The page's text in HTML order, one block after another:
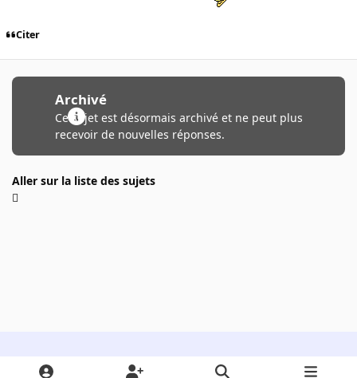
Citer
Archivé
Ce sujet est désormais archivé et ne peut plus
recevoir de nouvelles réponses.
Aller sur la liste des sujets